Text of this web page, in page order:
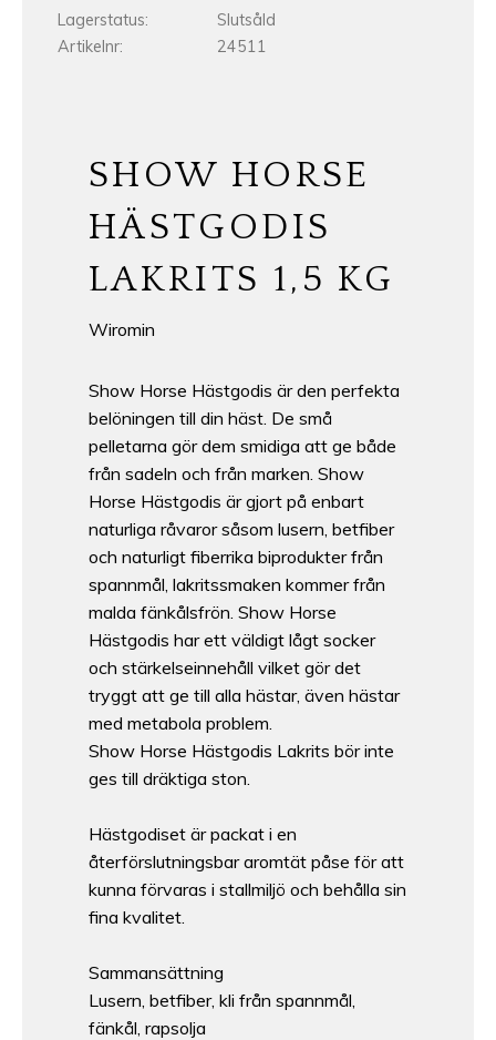
Lagerstatus
Slutsåld
Artikelnr
24511
SHOW HORSE
HÄSTGODIS
LAKRITS 1,5 KG
Wiromin
Show Horse Hästgodis är den perfekta
belöningen till din häst. De små
pelletarna gör dem smidiga att ge både
från sadeln och från marken. Show
Horse Hästgodis är gjort på enbart
naturliga råvaror såsom lusern, betfiber
och naturligt fiberrika biprodukter från
spannmål, lakritssmaken kommer från
malda fänkålsfrön. Show Horse
Hästgodis har ett väldigt lågt socker
och stärkelseinnehåll vilket gör det
tryggt att ge till alla hästar, även hästar
med metabola problem.
Show Horse Hästgodis Lakrits bör inte
ges till dräktiga ston.
Hästgodiset är packat i en
återförslutningsbar aromtät påse för att
kunna förvaras i stallmiljö och behålla sin
fina kvalitet.
Sammansättning
Lusern, betfiber, kli från spannmål,
fänkål, rapsolja